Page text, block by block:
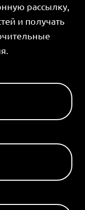
рассылку,
и получать